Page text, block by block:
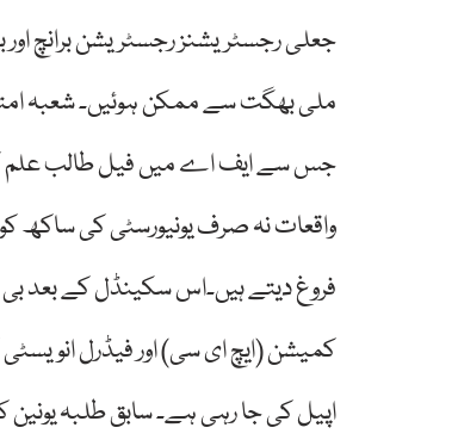
جعلی رجسٹریشنز رجسٹریشن برانچ
ملی بھگت سے ممکن ہوئیں۔ شعبہ
جس سے ایف اے میں فیل طالب علم
واقعات نہ صرف یونیورسٹی کی ساکھ
فروغ دیتے ہیں۔اس سکینڈل کے بعد بی
کمیشن (ایچ ای سی) اور فیڈرل
اپیل کی جا رہی ہے۔ سابق طلبہ